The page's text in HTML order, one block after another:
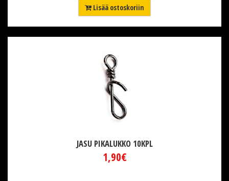
Lisää ostoskoriin
JASU PIKALUKKO 10KPL
1,90€